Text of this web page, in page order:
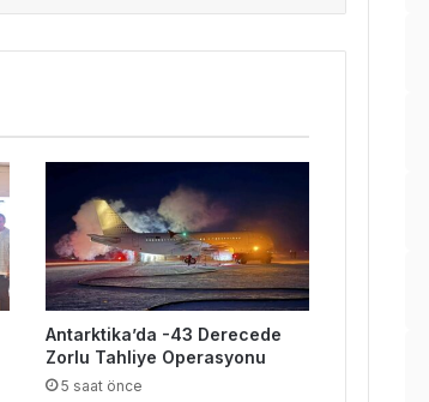
Antarktika’da -43 Derecede
Zorlu Tahliye Operasyonu
5 saat önce